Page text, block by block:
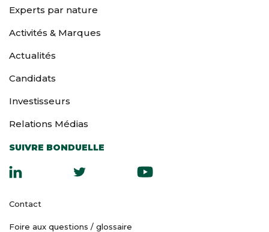
Experts par nature
Activités & Marques
Actualités
Candidats
Investisseurs
Relations Médias
SUIVRE BONDUELLE
Contact
Foire aux questions / glossaire